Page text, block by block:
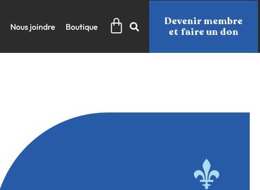
Nous joindre Boutique Panier
Devenir membre
et faire un don